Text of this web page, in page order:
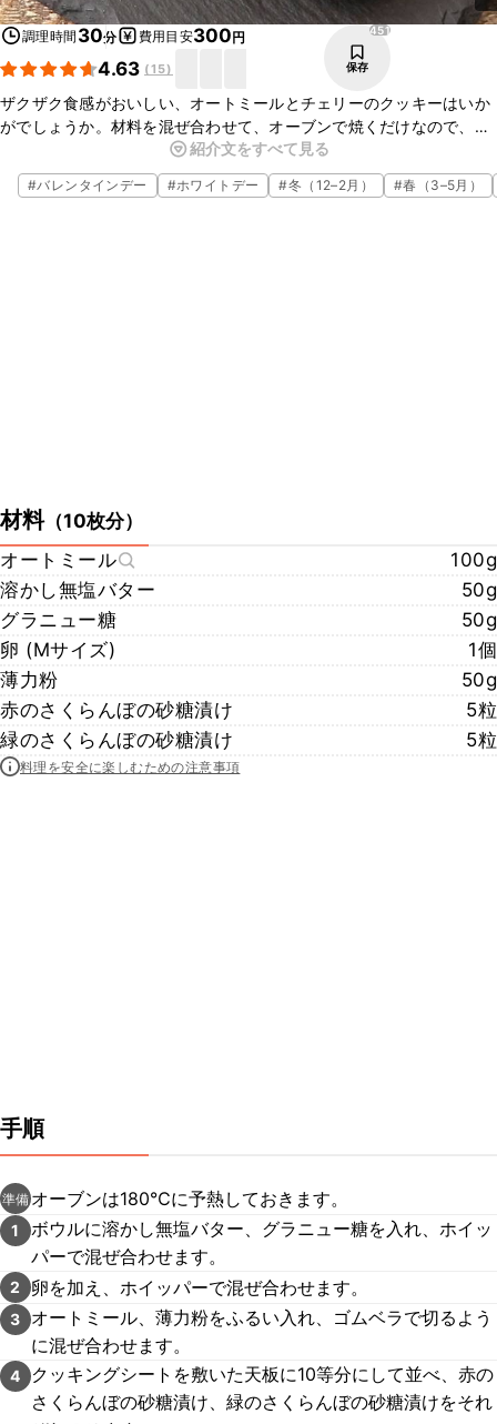
調理時間 30分 費用目安300円
4.63 (15)
451
保存
ザクザク食感がおいしい、オートミールとチェリーのクッキーはいか
がでしょうか。材料を混ぜ合わせて、オーブンで焼くだけなので、と
ても簡単に作れますよ。チェリーの彩りが可愛く、おやつや、ティー
タイムのお供にぴったりなので、ぜひお試しくださいね。
紹介文をすべて見る
#バレンタインデー #ホワイトデー #冬（12–2月） #春（3–5月）
材料（10枚分）
オートミール
100g
溶かし無塩バター
50g
グラニュー糖
50g
卵 (Mサイズ)
1個
薄力粉
50g
赤のさくらんぼの砂糖漬け
5粒
緑のさくらんぼの砂糖漬け
5粒
料理を安全に楽しむための注意事項
手順
準備 オーブンは180℃に予熱しておきます。
1
ボウルに溶かし無塩バター、グラニュー糖を入れ、ホイッ
パーで混ぜ合わせます。
2 卵を加え、ホイッパーで混ぜ合わせます。
3
オートミール、薄力粉をふるい入れ、ゴムベラで切るよう
に混ぜ合わせます。
4
クッキングシートを敷いた天板に10等分にして並べ、赤の
さくらんぼの砂糖漬け、緑のさくらんぼの砂糖漬けをそれ